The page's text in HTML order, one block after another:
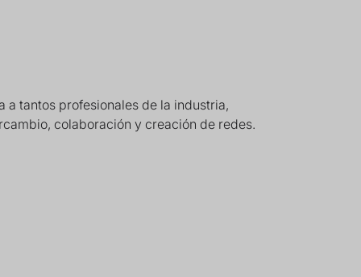
a tantos profesionales de la industria,
colaboración y creación de redes.